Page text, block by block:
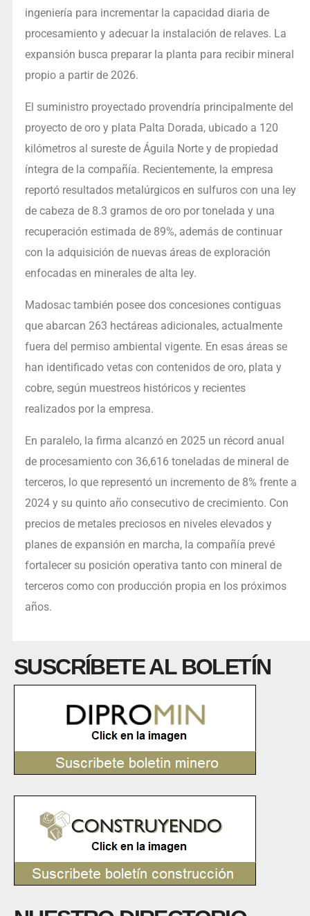
ingeniería para incrementar la capacidad diaria de
procesamiento y adecuar la instalación de relaves. La
expansión busca preparar la planta para recibir mineral
propio a partir de 2026.
El suministro proyectado provendría principalmente del
proyecto de oro y plata Palta Dorada, ubicado a 120
kilómetros al sureste de Águila Norte y de propiedad
íntegra de la compañía. Recientemente, la empresa
reportó resultados metalúrgicos en sulfuros con una ley
de cabeza de 8.3 gramos de oro por tonelada y una
recuperación estimada de 89%, además de continuar
con la adquisición de nuevas áreas de exploración
enfocadas en minerales de alta ley.
Madosac también posee dos concesiones contiguas
que abarcan 263 hectáreas adicionales, actualmente
fuera del permiso ambiental vigente. En esas áreas se
han identificado vetas con contenidos de oro, plata y
cobre, según muestreos históricos y recientes
realizados por la empresa.
En paralelo, la firma alcanzó en 2025 un récord anual
de procesamiento con 36,616 toneladas de mineral de
terceros, lo que representó un incremento de 8% frente a
2024 y su quinto año consecutivo de crecimiento. Con
precios de metales preciosos en niveles elevados y
planes de expansión en marcha, la compañía prevé
fortalecer su posición operativa tanto con mineral de
terceros como con producción propia en los próximos
años.
SUSCRÍBETE AL BOLETÍN